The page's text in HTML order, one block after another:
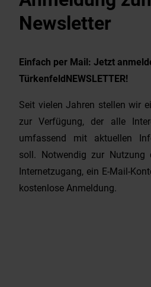
Newsletter
Einfach per Mail: Jetzt
TürkenfeldNEWSLETTER!
Seit vielen Jahren stellen wir
zur Verfügung, der alle
umfassend mit aktuellen
soll. Notwendig zur Nutzung
Internetzugang, ein E-Mail-
kostenlose Anmeldung.